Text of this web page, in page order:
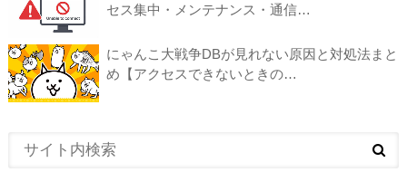
セス集中・メンテナンス・通信…
にゃんこ大戦争DBが見れない原因と対処法まと
め【アクセスできないときの…